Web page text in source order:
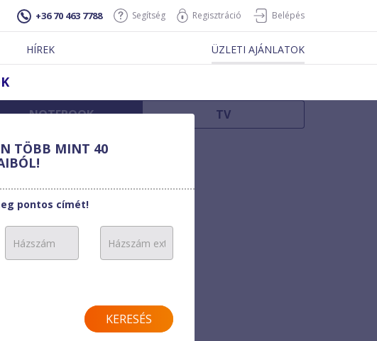
+36 70 463 7788 Segítség Regisztráció Belépés
HÍREK ÜZLETI AJÁNLATOK
NOTEBOOK
TV
TÖBB MINT 40
pontos címét!
KERESÉS